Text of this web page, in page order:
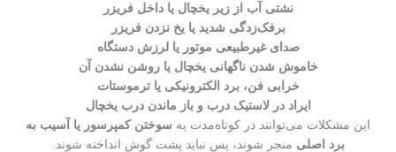
نشتی آب از زیر یخچال یا داخل فریزر
برفک‌زدگی شدید یا یخ نزدن فریزر
صدای غیرطبیعی موتور یا لرزش دستگاه
خاموش شدن ناگهانی یخچال یا روشن نشدن آن
خرابی فن، برد الکترونیکی یا ترموستات
ایراد در لاستیک درب و باز ماندن درب یخچال
این مشکلات می‌توانند در کوتاه‌مدت به سوختن کمپرسور یا آسیب به
برد اصلی منجر شوند، پس نباید پشت گوش انداخته شوند.